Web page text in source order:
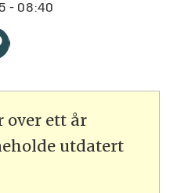
- 08:40
over ett år
utdatert